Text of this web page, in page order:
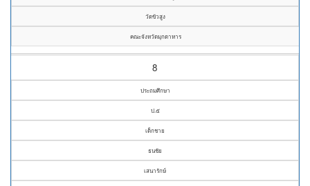
วัดขัวสูง
คณะจังหวัดมุกดาหาร
8
ประถมศึกษา
ป.๕
เด็กชาย
ธนชัย
เสนารักษ์